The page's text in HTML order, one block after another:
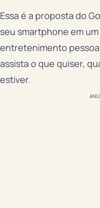
Essa é a proposta do
seu smartphone em
entretenimento
assista o que quiser,
estiver.